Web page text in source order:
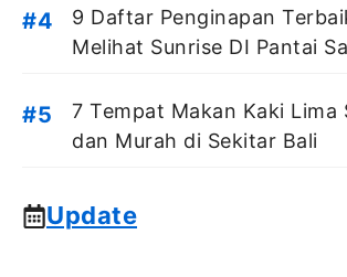
9 Daftar Penginapan
Melihat Sunrise DI Pantai
7 Tempat Makan Kaki Lima
dan Murah di Sekitar Bali
Update